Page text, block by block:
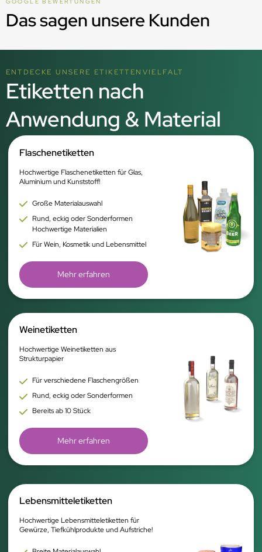
GOOGLE BEWERTUNGEN
Das sagen unsere Kunden
ENTDECKE UNSERE ETIKETTENVIELFALT
Etiketten nach
Anwendung & Material
Flaschenetiketten
Hochwertige Flaschenetiketten für Glas,
Aluminium und Kunststoff!
Große Materialauswahl
Rund, eckig oder Sonderformen
Hochwertige Materialien
Für Wein, Kosmetik und Lebensmittel
Mehr erfahren
Weinetiketten
Hochwertige Weinetiketten aus
Strukturpapier
Für verschiedene Flaschengrößen
Rund, eckig oder Sonderformen
Bereits ab 10 Stück
Mehr erfahren
Lebensmitteletiketten
Hochwertige Lebensmitteletiketten für
Gewürze, Tiefkühlprodukte und Aufstriche!